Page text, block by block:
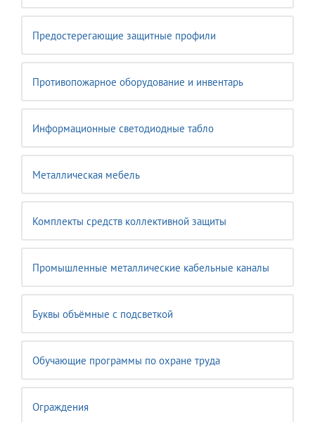
Предостерегающие защитные профили
Противопожарное оборудование и инвентарь
Информационные светодиодные табло
Металлическая мебель
Комплекты средств коллективной защиты
Промышленные металлические кабельные каналы
Буквы объёмные с подсветкой
Обучающие программы по охране труда
Ограждения